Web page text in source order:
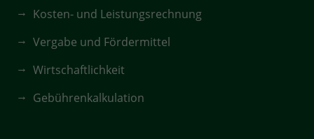
Kosten- und Leistungsrechnung
Vergabe und Fördermittel
Wirtschaftlichkeit
Gebührenkalkulation